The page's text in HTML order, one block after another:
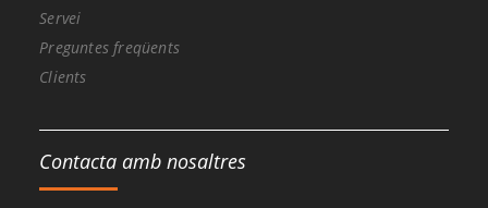
Servei
Preguntes freqüents
Clients
Contacta amb nosaltres